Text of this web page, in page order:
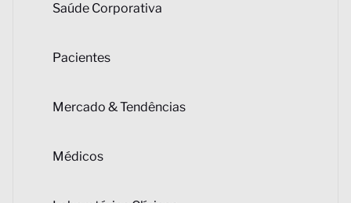
Saúde Corporativa
Pacientes
Mercado & Tendências
Médicos